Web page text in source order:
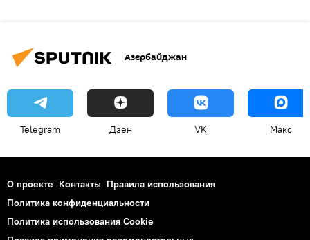
Азербайджан
Telegram Дзен VK Макс
О проекте Контакты Правила использования
Политика конфиденциальности
Политика использования Cookie